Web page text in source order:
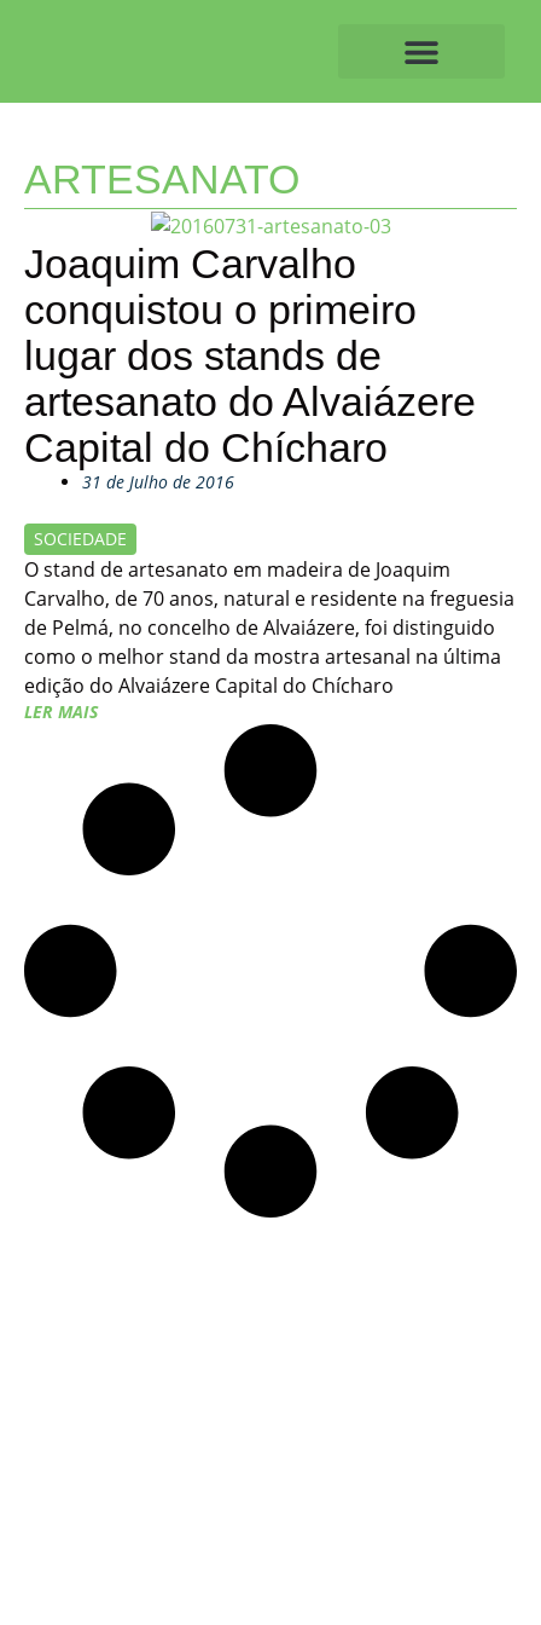
ARTESANATO
Joaquim Carvalho
conquistou o primeiro
lugar dos stands de
artesanato do Alvaiázere
Capital do Chícharo
31 de Julho de 2016
SOCIEDADE
O stand de artesanato em madeira de Joaquim
Carvalho, de 70 anos, natural e residente na freguesia
de Pelmá, no concelho de Alvaiázere, foi distinguido
como o melhor stand da mostra artesanal na última
edição do Alvaiázere Capital do Chícharo
LER MAIS